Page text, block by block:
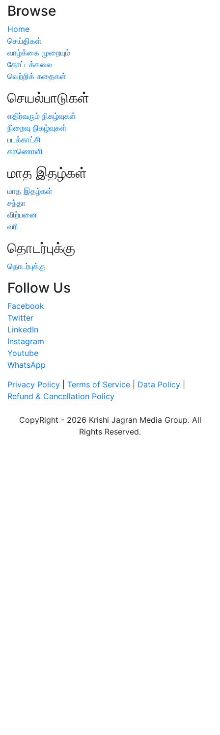
Browse
Home
செய்திகள்
வாழ்க்கை முறையும்
தோட்டக்கலை
வெற்றிக் கதைகள்
செயல்பாடுகள்
எதிர்வரும் நிகழ்வுகள்
நிறைவு நிகழ்வுகள்
படக்காட்சி
காணொளி
மாத இதழ்கள்
மாத இதழ்கள்
சந்தா
விற்பனை
வரி
தொடர்புக்கு
தொடர்புக்கு
Follow Us
Facebook
Twitter
LinkedIn
Instagram
Youtube
WhatsApp
Privacy Policy
Terms of Service Data Policy
Refund & Cancellation Policy
CopyRight - 2026 Krishi Jagran Media Group. All
Rights Reserved.